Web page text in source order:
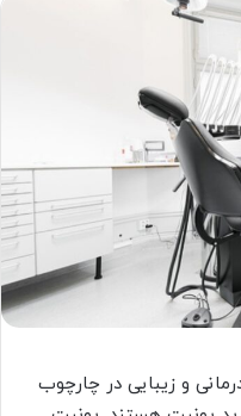
و زیبایی در چارچوب